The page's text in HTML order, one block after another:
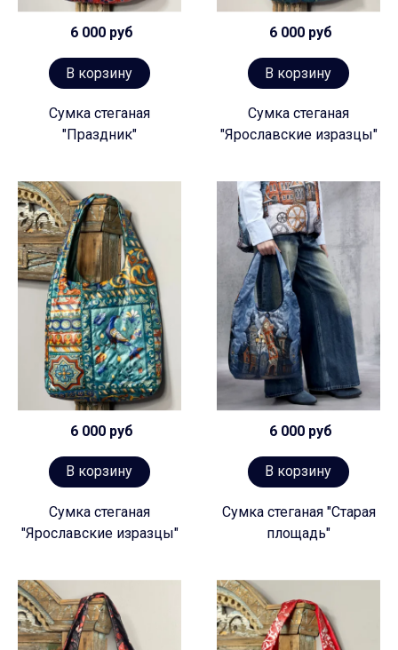
6 000 руб
В корзину
Сумка стеганая
"Праздник"
6 000 руб
В корзину
Сумка стеганая
"Ярославские изразцы"
6 000 руб
В корзину
Сумка стеганая
"Ярославские изразцы"
6 000 руб
В корзину
Сумка стеганая "Старая
площадь"